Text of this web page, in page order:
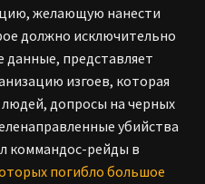
желающую нанести
должно исключительно
представляет
изгоев, которая
допросы на черных
убийства
коммандос-рейды в
погибло большое